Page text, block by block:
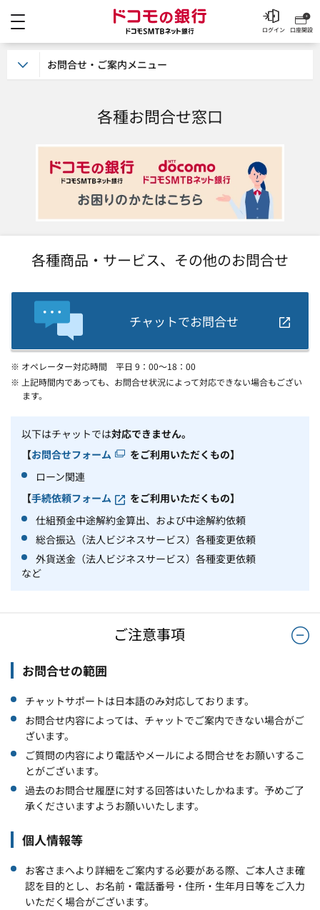
ドコモの銀行 ドコモ
口座開設
ログイン
各種お問合せ窓口
各種商品・サービス、その他のお問合せ
チャットでお問合せ
※ オペレーター対応時間 平日 9：00～18：00
※ 上記時間内であっても、お問合せ状況によって対応できない場合もござい
ます。
以下はチャットでは対応できません。
【お問合せフォーム
をご利用いただくもの】
ローン関連
【手続依頼フォーム
をご利用いただくもの】
仕組預金中途解約金算出、および中途解約依頼
総合振込（法人ビジネスサービス）各種変更依頼
外貨送金（法人ビジネスサービス）各種変更依頼
など
ご注意事項
お問合せの範囲
チャットサポートは日本語のみ対応しております。
お問合せ内容によっては、チャットでご案内できない場合がご
ざいます。
ご質問の内容により電話やメールによる問合せをお願いするこ
とがございます。
過去のお問合せ履歴に対する回答はいたしかねます。予めご了
承くださいますようお願いいたします。
個人情報等
お客さまへより詳細をご案内する必要がある際、ご本人さま確
認を目的とし、お名前・電話番号・住所・生年月日等をご入力
いただく場合がございます。
お問合せ・ご案内メニュー